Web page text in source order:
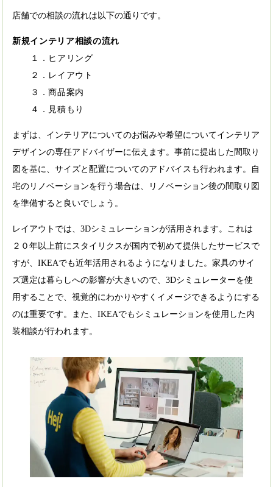
店舗での相談の流れは以下の通りです。
新規インテリア相談の流れ
１．ヒアリング
２．レイアウト
３．商品案内
４．見積もり
まずは、インテリアについてのお悩みや希望についてインテリア
デザインの専任アドバイザーに伝えます。事前に提出した間取り
図を基に、サイズと配置についてのアドバイスも行われます。自
宅のリノベーションを行う場合は、リノベーション後の間取り図
を準備すると良いでしょう。
レイアウトでは、3Dシミュレーションが活用されます。これは
２０年以上前にスタイリクスが国内で初めて提供したサービスで
すが、IKEAでも近年活用されるようになりました。家具のサイ
ズ選定は暮らしへの影響が大きいので、3Dシミュレーターを使
用することで、視覚的にわかりやすくイメージできるようにする
のは重要です。また、IKEAでもシミュレーションを使用した内
装相談が行われます。